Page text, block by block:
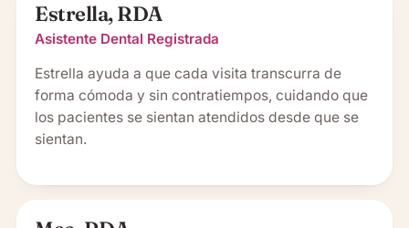
Estrella, RDA
Asistente Dental Registrada
Estrella ayuda a que cada visita transcurra de
forma cómoda y sin contratiempos, cuidando que
los pacientes se sientan atendidos desde que se
sientan.